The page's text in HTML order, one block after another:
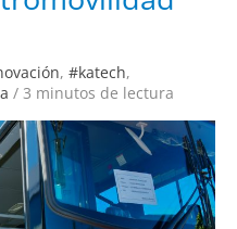
, #katech,
/ 3 minutos de lectura